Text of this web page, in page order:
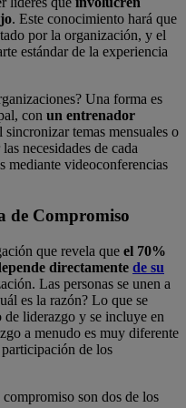
. Este conocimiento hará que
por la organización, y el
estándar de la experiencia
Una forma es
con un entrenador
sincronizar temas mensuales o
necesidades de cada
mediante videoconferencias
de Compromiso
que revela que el 70%
directamente de su
Las personas se unen a
es la razón? Lo que se
de liderazgo y se incluye en
a menudo es muy diferente
participación de los
son dos de los